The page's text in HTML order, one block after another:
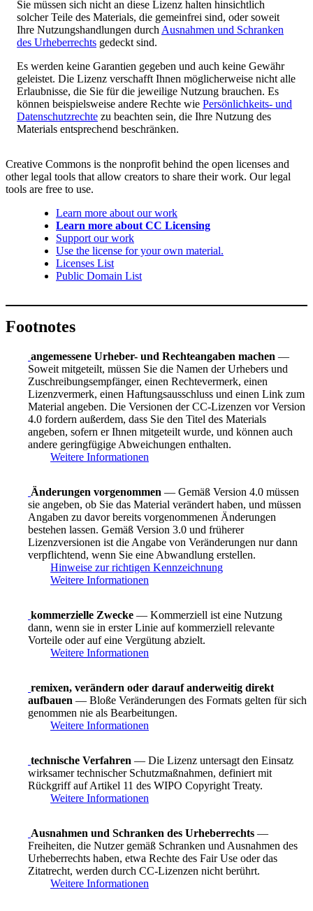
Sie müssen sich nicht an diese Lizenz halten hinsichtlich
solcher Teile des Materials, die gemeinfrei sind, oder soweit
Ihre Nutzungshandlungen durch Ausnahmen und Schranken
des Urheberrechts gedeckt sind.
Es werden keine Garantien gegeben und auch keine Gewähr
geleistet. Die Lizenz verschafft Ihnen möglicherweise nicht alle
Erlaubnisse, die Sie für die jeweilige Nutzung brauchen. Es
können beispielsweise andere Rechte wie Persönlichkeits- und
Datenschutzrechte zu beachten sein, die Ihre Nutzung des
Materials entsprechend beschränken.
Creative Commons is the nonprofit behind the open licenses and
other legal tools that allow creators to share their work. Our legal
tools are free to use.
Learn more about our work
Learn more about CC Licensing
Support our work
Use the license for your own material.
Licenses List
Public Domain List
Footnotes
angemessene Urheber- und Rechteangaben machen —
Soweit mitgeteilt, müssen Sie die Namen der Urhebers und
Zuschreibungsempfänger, einen Rechtevermerk, einen
Lizenzvermerk, einen Haftungsausschluss und einen Link zum
Material angeben. Die Versionen der CC-Lizenzen vor Version
4.0 fordern außerdem, dass Sie den Titel des Materials
angeben, sofern er Ihnen mitgeteilt wurde, und können auch
andere geringfügige Abweichungen enthalten.
Weitere Informationen
Änderungen vorgenommen — Gemäß Version 4.0 müssen
sie angeben, ob Sie das Material verändert haben, und müssen
Angaben zu davor bereits vorgenommenen Änderungen
bestehen lassen. Gemäß Version 3.0 und früherer
Lizenzversionen ist die Angabe von Veränderungen nur dann
verpflichtend, wenn Sie eine Abwandlung erstellen.
Hinweise zur richtigen Kennzeichnung
Weitere Informationen
kommerzielle Zwecke — Kommerziell ist eine Nutzung
dann, wenn sie in erster Linie auf kommerziell relevante
Vorteile oder auf eine Vergütung abzielt.
Weitere Informationen
remixen, verändern oder darauf anderweitig direkt
aufbauen — Bloße Veränderungen des Formats gelten für sich
genommen nie als Bearbeitungen.
Weitere Informationen
technische Verfahren — Die Lizenz untersagt den Einsatz
wirksamer technischer Schutzmaßnahmen, definiert mit
Rückgriff auf Artikel 11 des WIPO Copyright Treaty.
Weitere Informationen
Ausnahmen und Schranken des Urheberrechts —
Freiheiten, die Nutzer gemäß Schranken und Ausnahmen des
Urheberrechts haben, etwa Rechte des Fair Use oder das
Zitatrecht, werden durch CC-Lizenzen nicht berührt.
Weitere Informationen